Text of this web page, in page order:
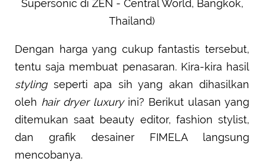
Supersonic di ZEN - Central World, Bangkok,
Thailand)
Dengan harga yang cukup fantastis tersebut,
tentu saja membuat penasaran. Kira-kira hasil
stylingseperti apa sih yang akan dihasilkan
oleh hair dryer luxuryini? Berikut ulasan yang
ditemukan saat beauty editor, fashion stylist,
dan grafik desainer FIMELA langsung
mencobanya.